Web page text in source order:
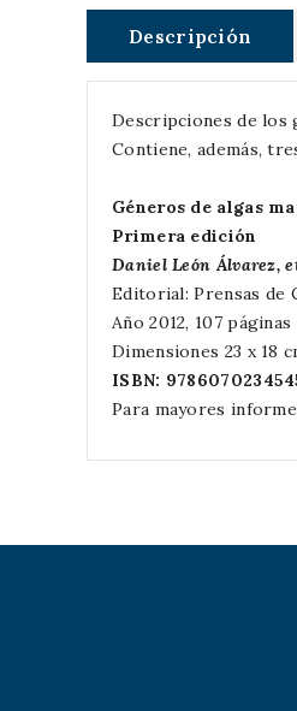
Descripción
Descripciones de los
Contiene, además,
Géneros de algas
Primera edición
Daniel León Álvarez,
Editorial: Prensas de
Año 2012, 107 páginas
Dimensiones 23 x 18
ISBN:
Para mayores